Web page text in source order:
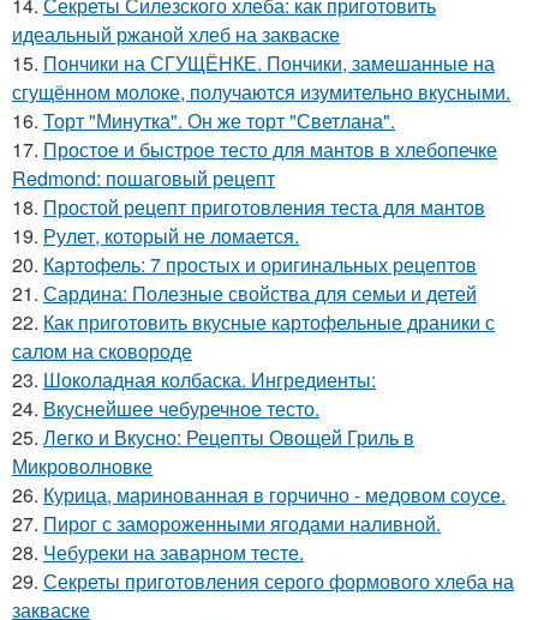
идеальный ржаной хлеб на закваске
15. Пончики на СГУЩЁНКЕ. Пончики, замешанные на
сгущённом молоке, получаются изумительно вкусными.
16. Торт "Минутка". Он же торт "Светлана".
17. Простое и быстрое тесто для мантов в хлебопечке
Redmond: пошаговый рецепт
18. Простой рецепт приготовления теста для мантов
19. Рулет, который не ломается.
20. Картофель: 7 простых и оригинальных рецептов
21. Сардина: Полезные свойства для семьи и детей
22. Как приготовить вкусные картофельные драники с
салом на сковороде
23. Шоколадная колбаска. Ингредиенты:
24. Вкуснейшее чебуречное тесто.
25. Легко и Вкусно: Рецепты Овощей Гриль в
Микроволновке
26. Курица, маринованная в горчично - медовом соусе.
27. Пирог с замороженными ягодами наливной.
28. Чебуреки на заварном тесте.
29. Секреты приготовления серого формового хлеба на
закваске